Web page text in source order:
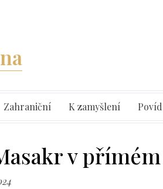
Zahraniční K zamyšlení
v